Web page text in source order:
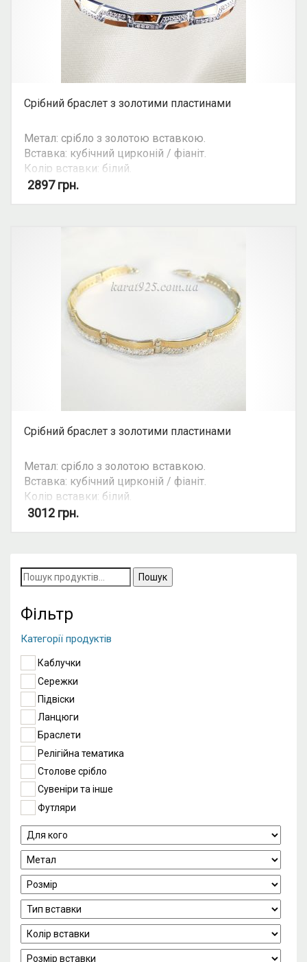
Срібний браслет з золотими пластинами
Метал: срібло з золотою вставкою.
Вставка: кубічний цирконій / фіаніт.
Колір вставки: білий.
Можливість камплекту: так
2897грн.
Срібний браслет з золотими пластинами
Метал: срібло з золотою вставкою.
Вставка: кубічний цирконій / фіаніт.
Колір вставки: білий.
Можливість камплекту: так
іншу вагу та розмір у косультанта. Ціна зазначена
для браслена довжиною 18.5 см. (9 ланок)
3012 грн.
Пошук
за
запитом:
Фільтр
Категорії продуктів
Каблучки
Сережки
Підвіски
Ланцюги
Браслети
Релігійна тематика
Столове срібло
Сувеніри та інше
Футляри